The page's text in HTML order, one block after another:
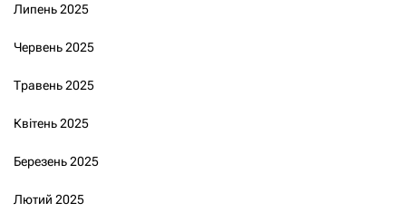
Липень 2025
Червень 2025
Травень 2025
Квітень 2025
Березень 2025
Лютий 2025